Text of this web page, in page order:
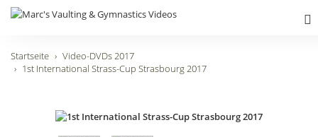
Startseite
Video-DVDs 2017
1st International Strass-Cup Strasbourg 2017